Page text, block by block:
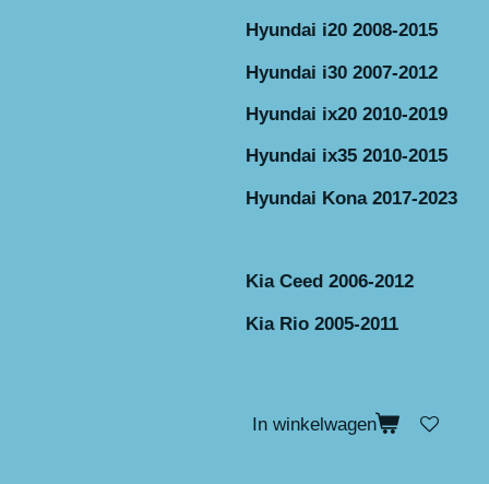
Hyundai i20 2008-2015
Hyundai i30 2007-2012
Hyundai ix20 2010-2019
Hyundai ix35 2010-2015
Hyundai Kona 2017-2023
Kia Ceed 2006-2012
Kia Rio 2005-2011
In winkelwagen